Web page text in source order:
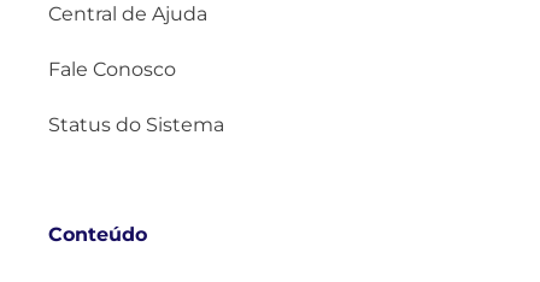
Central de Ajuda
Fale Conosco
Status do Sistema
Conteúdo